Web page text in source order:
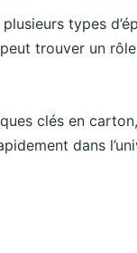
types
trouver un
clés en
dans